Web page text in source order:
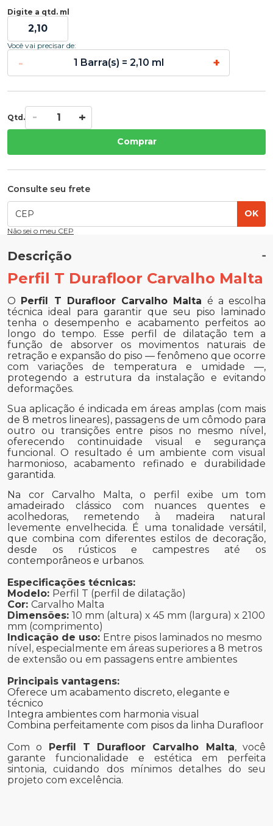
Digite a qtd. ml
Você vai precisar de:
- 1 Barra(s) = 2,10 ml +
Qtd.
Comprar
Consulte seu frete
OK
Não sei o meu CEP
Descrição
Perfil T Durafloor Carvalho Malta
O Perfil T Durafloor Carvalho Malta é a escolha
técnica ideal para garantir que seu piso laminado
tenha o desempenho e acabamento perfeitos ao
longo do tempo. Esse perfil de dilatação tem a
função de absorver os movimentos naturais de
retração e expansão do piso — fenômeno que ocorre
com variações de temperatura e umidade —,
protegendo a estrutura da instalação e evitando
deformações.
Sua aplicação é indicada em áreas amplas (com mais
de 8 metros lineares), passagens de um cômodo para
outro ou transições entre pisos no mesmo nível,
oferecendo continuidade visual e segurança
funcional. O resultado é um ambiente com visual
harmonioso, acabamento refinado e durabilidade
garantida.
Na cor Carvalho Malta, o perfil exibe um tom
amadeirado clássico com nuances quentes e
acolhedoras, remetendo à madeira natural
levemente envelhecida. É uma tonalidade versátil,
que combina com diferentes estilos de decoração,
desde os rústicos e campestres até os
contemporâneos e urbanos.
Especificações técnicas:
Modelo: Perfil T (perfil de dilatação)
Cor: Carvalho Malta
Dimensões: 10 mm (altura) x 45 mm (largura) x 2100
mm (comprimento)
Indicação de uso: Entre pisos laminados no mesmo
nível, especialmente em áreas superiores a 8 metros
de extensão ou em passagens entre ambientes
Principais vantagens:
Oferece um acabamento discreto, elegante e
técnico
Integra ambientes com harmonia visual
Combina perfeitamente com pisos da linha Durafloor
Com o Perfil T Durafloor Carvalho Malta, você
garante funcionalidade e estética em perfeita
sintonia, cuidando dos mínimos detalhes do seu
projeto com excelência.